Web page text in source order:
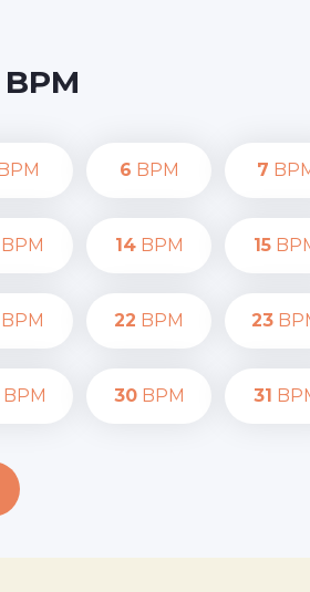
BPM
6 BPM 7
BPM 14BPM 15
BPM 22 BPM 23
BPM 30BPM 31